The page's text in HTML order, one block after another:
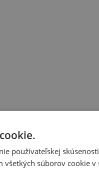
používateľskej
súborov cookie v